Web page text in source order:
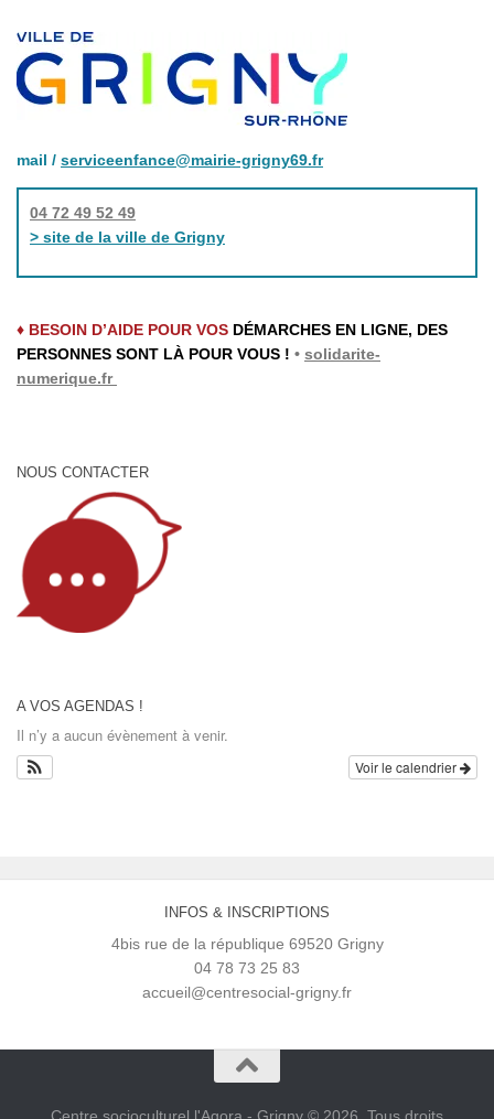
mail / serviceenfance@mairie-grigny69.fr
04 72 49 52 49
> site de la ville de Grigny
♦ BESOIN D’AIDE POUR VOS DÉMARCHES EN LIGNE, DES
PERSONNES SONT LÀ POUR VOUS ! • solidarite-
numerique.fr
NOUS CONTACTER
A VOS AGENDAS !
Il n’y a aucun évènement à venir.
Voir le calendrier
INFOS & INSCRIPTIONS
4bis rue de la république 69520 Grigny
04 78 73 25 83
accueil@centresocial-grigny.fr